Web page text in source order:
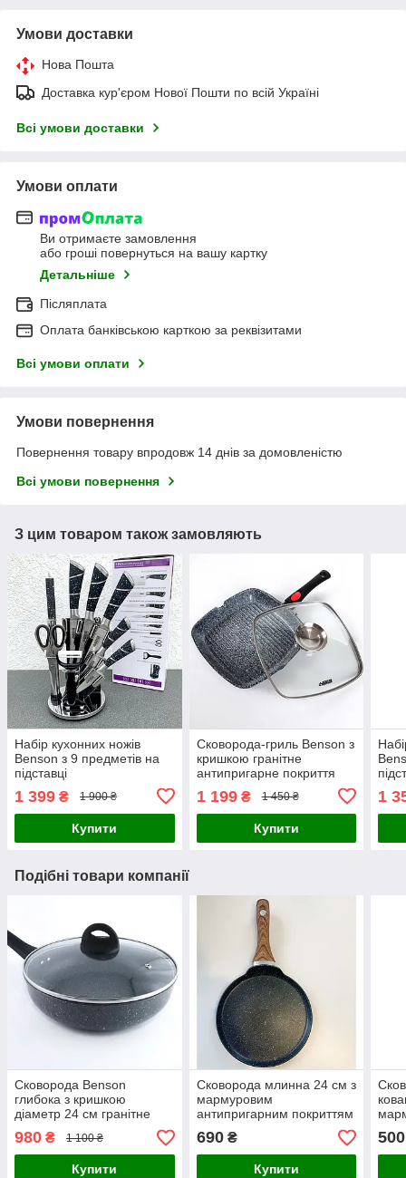
Умови доставки
Нова Пошта
Доставка кур'єром Нової Пошти по всій Україні
Всі умови доставки
Умови оплати
Ви отримаєте замовлення
або гроші повернуться на вашу картку
Детальніше
Післяплата
Оплата банківською карткою за реквізитами
Всі умови оплати
Умови повернення
Повернення товару впродовж 14 днів за домовленістю
Всі умови повернення
З цим товаром також замовляють
Набір кухонних ножів
Benson з 9 предметів на
підставці
1 399 ₴ 1 900 ₴
Купити
Сковорода-гриль Benson з
кришкою гранітне
антипригарне покриття
1 199₴ 1 450 ₴
Купити
1
Подібні товари компанії
Сковорода Benson
глибока з кришкою
діаметр 24 см гранітне
антипригарне покриття
980 ₴ 1 100 ₴
Купити
Сковорода млинна 24 см з
мармуровим
антипригарним покриттям
Benson
690₴
Купити
500